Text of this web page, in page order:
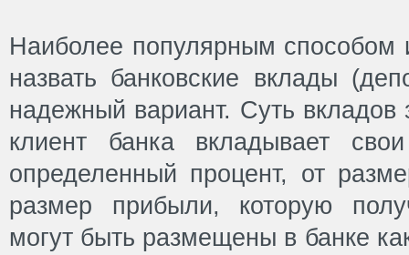
Наиболее популярным способом
назвать банковские вклады
надежный вариант. Суть вкладов
клиент банка вкладывает
определенный процент, от
размер прибыли, которую
могут быть размещены в банке